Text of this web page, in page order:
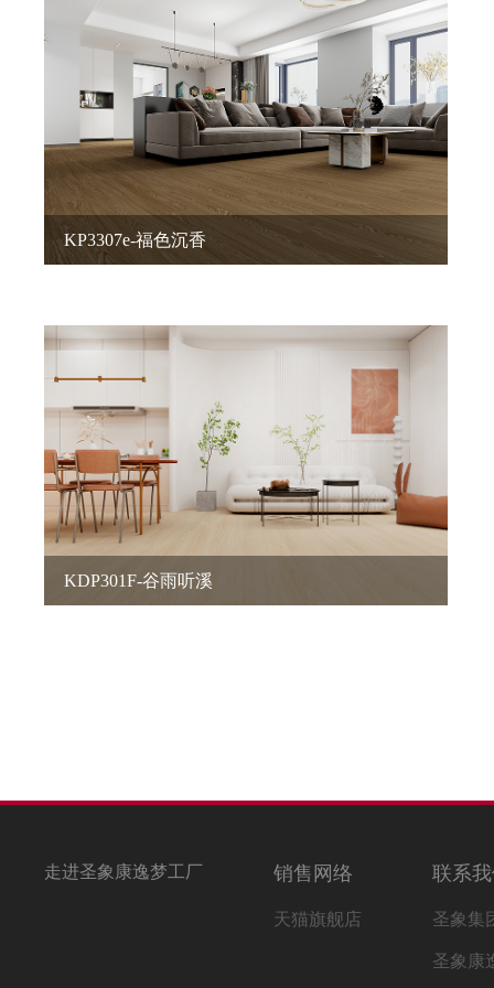
KP3307e-福色沉香
KDP301F-谷雨听溪
走进圣象康逸梦工厂 销售网络
天猫旗舰店
联系
圣象集
圣象康